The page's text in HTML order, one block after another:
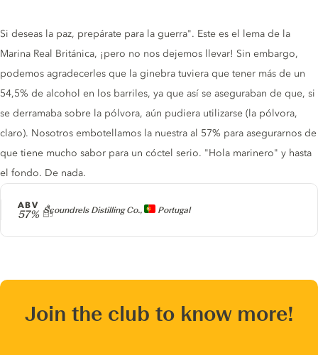
Producer
Scoundrels Distilling Co., Portugal
ABV
57%
Gin description
Si deseas la paz, prepárate para la guerra". Este es el lema de la
Marina Real Británica, ¡pero no nos dejemos llevar! Sin embargo,
podemos agradecerles que la ginebra tuviera que tener más de un
54,5% de alcohol en los barriles, ya que así se aseguraban de que, si
se derramaba sobre la pólvora, aún pudiera utilizarse (la pólvora,
claro). Nosotros embotellamos la nuestra al 57% para asegurarnos de
que tiene mucho sabor para un cóctel serio. "Hola marinero" y hasta
el fondo. De nada.
Join the club to know more!